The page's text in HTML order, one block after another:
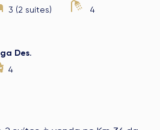
3 (2 suítes) 4
Des.
4